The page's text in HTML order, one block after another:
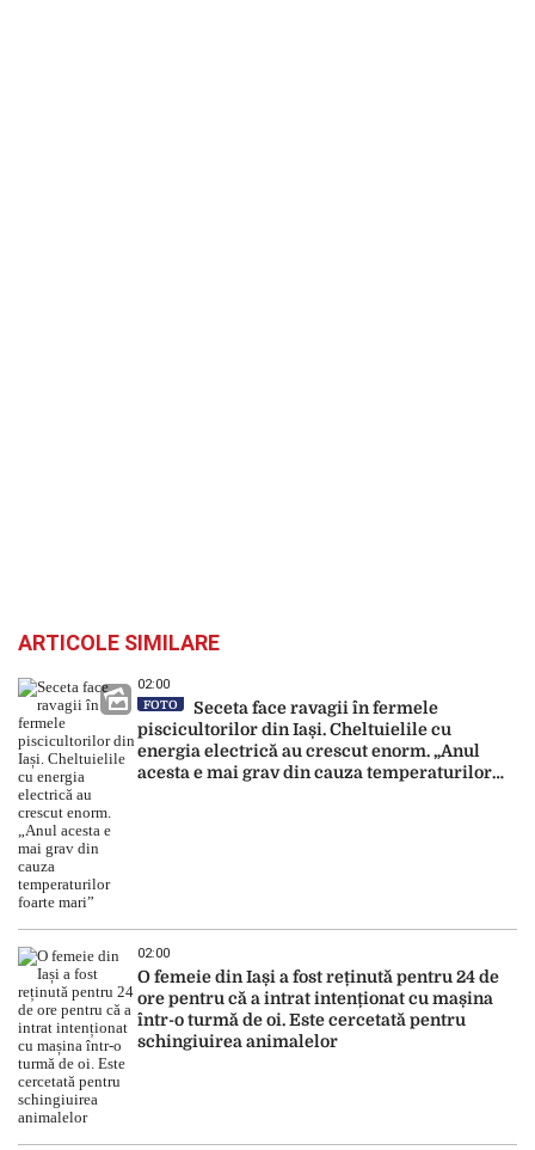
ARTICOLE SIMILARE
02:00
FOTO
Seceta face ravagii în fermele
piscicultorilor din Iași. Cheltuielile cu
energia electrică au crescut enorm. „Anul
acesta e mai grav din cauza temperaturilor
02:00
O femeie din Iași a fost reținută pentru 24 de
ore pentru că a intrat intenționat cu mașina
într-o turmă de oi. Este cercetată pentru
schingiuirea animalelor